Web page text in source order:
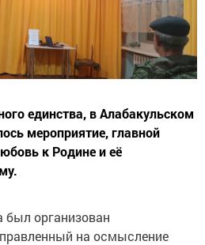
единства, в Алабакульском
мероприятие, главной
к Родине и её
организован
на осмысление